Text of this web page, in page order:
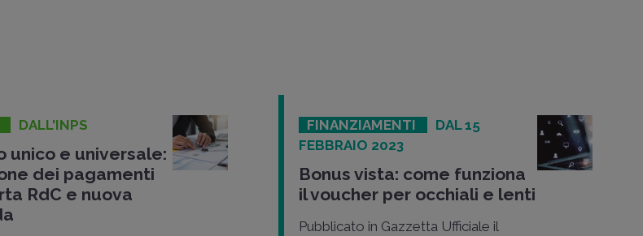
DALL'INPS
unico e universale:
dei pagamenti
RdC e nuova
FINANZIAMENTI
DAL 15
FEBBRAIO 2023
Bonus vista: come funziona
il voucher per occhiali e lenti
Pubblicato in Gazzetta Ufficiale il